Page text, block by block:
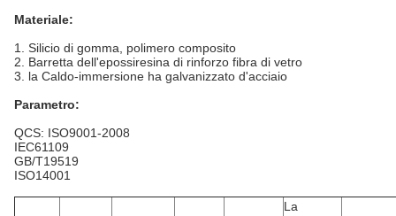
Materiale:
1. Silicio di gomma, polimero composito
2. Barretta dell'epossiresina di rinforzo fibra di vetro
3. la Caldo-immersione ha galvanizzato d'acciaio
Parametro:
QCS: ISO9001-2008
IEC61109
GB/T19519
ISO14001
La